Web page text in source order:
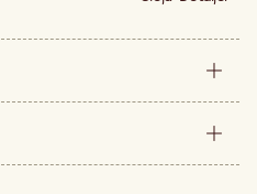
0,5 l